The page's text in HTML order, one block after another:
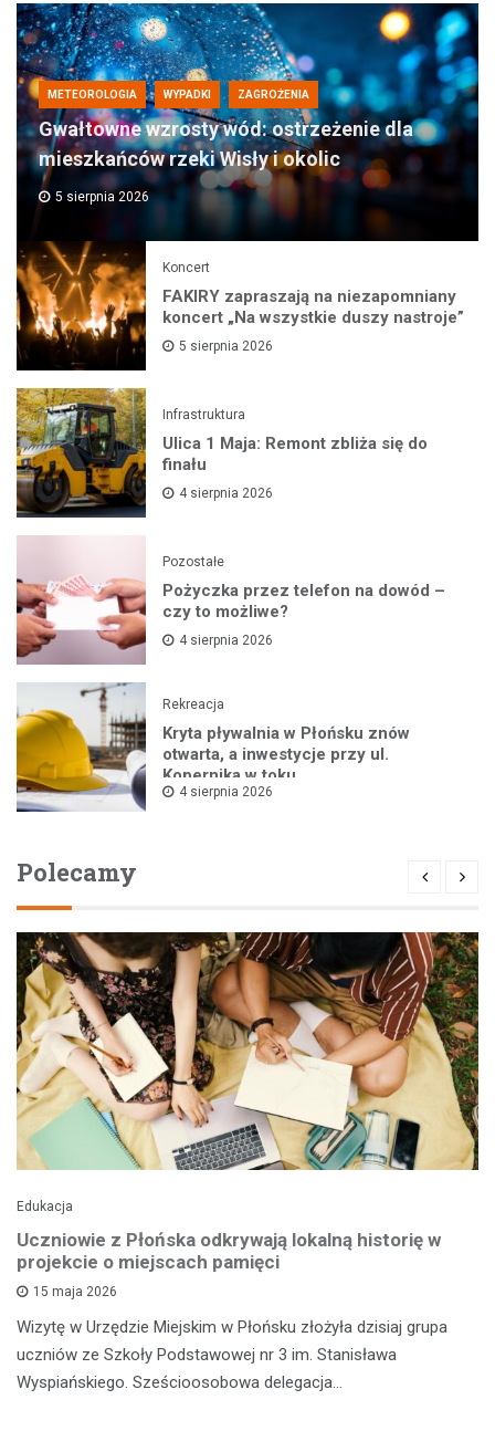
METEOROLOGIA WYPADKI ZAGROŻENIA
Gwałtowne wzrosty wód: ostrzeżenie dla
mieszkańców rzeki Wisły i okolic
5 sierpnia 2026
Koncert
FAKIRY zapraszają na niezapomniany
koncert „Na wszystkie duszy nastroje”
5 sierpnia 2026
Infrastruktura
Ulica 1 Maja: Remont zbliża się do
finału
4 sierpnia 2026
Pozostałe
Pożyczka przez telefon na dowód –
czy to możliwe?
4 sierpnia 2026
Rekreacja
Kryta pływalnia w Płońsku znów
otwarta, a inwestycje przy ul.
Kopernika w toku
4 sierpnia 2026
Polecamy
Edukacja
Uczniowie z Płońska odkrywają lokalną historię w
projekcie o miejscach pamięci
15 maja 2026
Wizytę w Urzędzie Miejskim w Płońsku złożyła dzisiaj grupa
uczniów ze Szkoły Podstawowej nr 3 im. Stanisława
Wyspiańskiego. Sześcioosobowa delegacja…